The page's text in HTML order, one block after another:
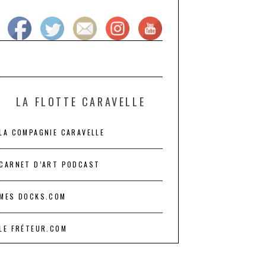
LA FLOTTE CARAVELLE
COMPAGNIE CARAVELLE
D’ART PODCAST
DOCKS.COM
FRÉTEUR.COM